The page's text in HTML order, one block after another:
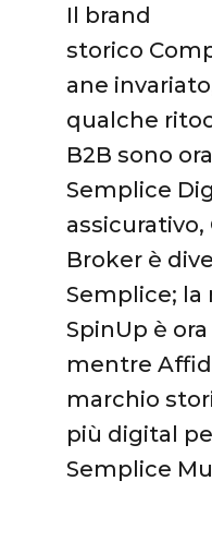
Il brand
storico
ane
qualche
B2B sono
Semplice
Broker è
Semplice;
SpinUp è
mentre
marchio
più digital
Semplice